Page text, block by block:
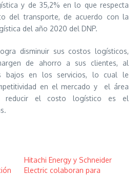
y de 35,2% en lo que respecta
del transporte, de acuerdo con la
del año 2020 del DNP.
disminuir sus costos logísticos,
de ahorro a sus clientes, al
bajos en los servicios, lo cual le
en el mercado y el área
reducir el costo logístico es el
Hitachi Energy y Schneider
Electric colaboran para